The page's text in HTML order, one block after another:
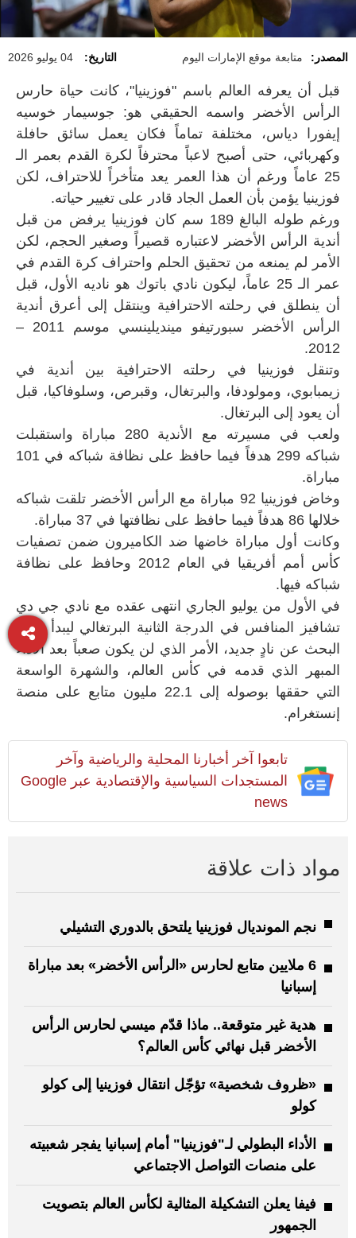
المصدر: متابعة موقع الإمارات اليوم التاريخ: 04 يوليو 2026
قبل أن يعرفه العالم باسم "فوزينيا"، كانت حياة حارس
الرأس الأخضر واسمه الحقيقي هو: جوسيمار خوسيه
إيفورا دياس، مختلفة تماماً فكان يعمل سائق حافلة
وكهربائي، حتى أصبح لاعباً محترفاً لكرة القدم بعمر الـ
25 عاماً ورغم أن هذا العمر يعد متأخراً للاحتراف، لكن
فوزينيا يؤمن بأن العمل الجاد قادر على تغيير حياته.
ورغم طوله البالغ 189 سم كان فوزينيا يرفض من قبل
أندية الرأس الأخضر لاعتباره قصيراً وصغير الحجم، لكن
الأمر لم يمنعه من تحقيق الحلم واحتراف كرة القدم في
عمر الـ 25 عاماً، ليكون نادي باتوك هو ناديه الأول، قبل
أن ينطلق في رحلته الاحترافية وينتقل إلى أعرق أندية
الرأس الأخضر سبورتيفو مينديلينسي موسم 2011 –
2012.
وتنقل فوزينيا في رحلته الاحترافية بين أندية في
زيمبابوي، ومولودفا، والبرتغال، وقبرص، وسلوفاكيا، قبل
أن يعود إلى البرتغال.
ولعب في مسيرته مع الأندية 280 مباراة واستقبلت
شباكه 299 هدفاً فيما حافظ على نظافة شباكه في 101
مباراة.
وخاض فوزينيا 92 مباراة مع الرأس الأخضر تلقت شباكه
خلالها 86 هدفاً فيما حافظ على نظافتها في 37 مباراة.
وكانت أول مباراة خاضها ضد الكاميرون ضمن تصفيات
كأس أمم أفريقيا في العام 2012 وحافظ على نظافة
شباكه فيها.
في الأول من يوليو الجاري انتهى عقده مع نادي جي دي
تشافيز المنافس في الدرجة الثانية البرتغالي ليبدأ رحلة
البحث عن نادٍ جديد، الأمر الذي لن يكون صعباً بعد الأداء
المبهر الذي قدمه في كأس العالم، والشهرة الواسعة
التي حققها بوصوله إلى 22.1 مليون متابع على منصة
إنستغرام.
تابعوا آخر أخبارنا المحلية والرياضية وآخر
المستجدات السياسية والإقتصادية عبر Google
news
مواد ذات علاقة
نجم المونديال فوزينيا يلتحق بالدوري التشيلي
6 ملايين متابع لحارس «الرأس الأخضر» بعد مباراة
إسبانيا
هدية غير متوقعة.. ماذا قدّم ميسي لحارس الرأس
الأخضر قبل نهائي كأس العالم؟
«ظروف شخصية» تؤجّل انتقال فوزينيا إلى كولو
كولو
الأداء البطولي لـ"فوزينيا" أمام إسبانيا يفجر شعبيته
على منصات التواصل الاجتماعي
فيفا يعلن التشكيلة المثالية لكأس العالم بتصويت
الجمهور